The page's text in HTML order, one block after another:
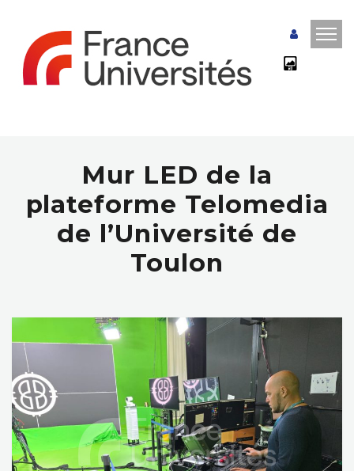
Mur LED de la
plateforme Telomedia
de l’Université de
Toulon